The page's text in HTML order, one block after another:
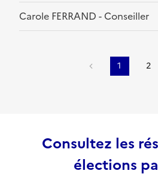
Carole FERRAND - Conseiller
1 2
Consultez les
élections